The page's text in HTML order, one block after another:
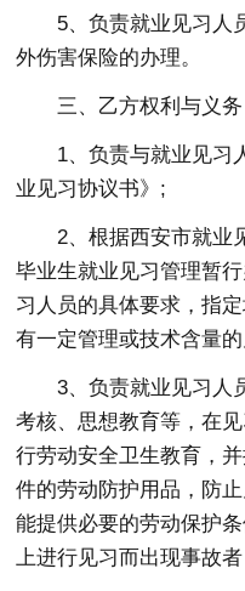
5、负责就业见习人
外伤害保险的办理。
三、乙方权利与义务
1、负责与就业见习
业见习协议书》;
2、根据西安市就业
毕业生就业见习管理暂
习人员的具体要求，指
有一定管理或技术含量
3、负责就业见习人
考核、思想教育等，在
行劳动安全卫生教育，
件的劳动防护用品，防
能提供必要的劳动保护
上进行见习而出现事故